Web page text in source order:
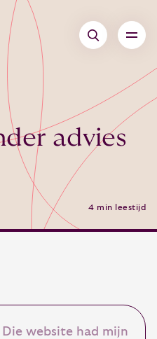
advies
4 min leestijd
Die website had mijn